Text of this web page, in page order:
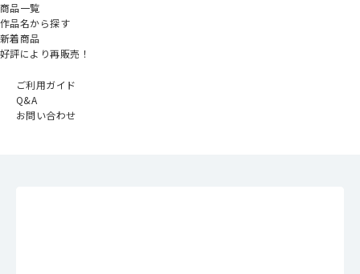
商品一覧
作品名から探す
新着商品
好評により再販売！
ご利用ガイド
Q&A
お問い合わせ